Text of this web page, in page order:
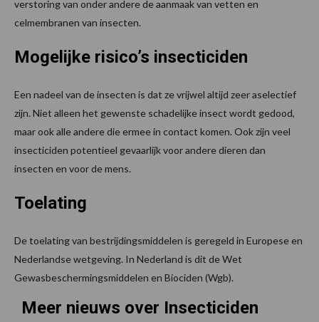
verstoring van onder andere de aanmaak van vetten en
celmembranen van insecten.
Mogelijke risico’s insecticiden
Een nadeel van de insecten is dat ze vrijwel altijd zeer aselectief
zijn. Niet alleen het gewenste schadelijke insect wordt gedood,
maar ook alle andere die ermee in contact komen. Ook zijn veel
insecticiden potentieel gevaarlijk voor andere dieren dan
insecten en voor de mens.
Toelating
De toelating van bestrijdingsmiddelen is geregeld in Europese en
Nederlandse wetgeving. In Nederland is dit de Wet
Gewasbeschermingsmiddelen en Biociden (Wgb).
Meer nieuws over Insecticiden